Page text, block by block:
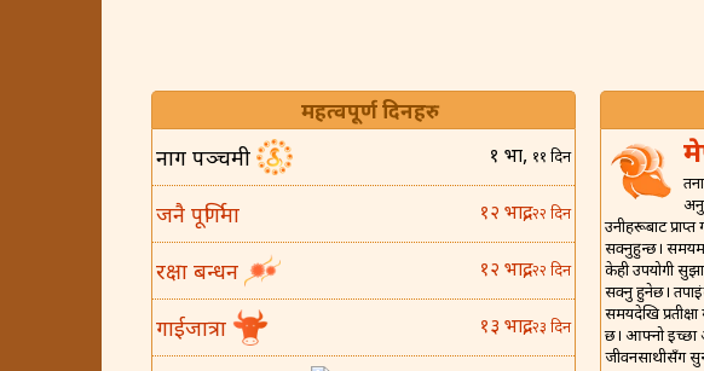
उनीहरूबाट
सक्नुहुन्छ।
केही उपयोगी
सक्नु हुनेछ।
समयदेखि
छ। आफ्नो
जीवनसाथीसँग
महत्वपूर्ण दिनहरु
नाग पञ्चमी १ भाद्र, ११ दिन
जनै पूर्णिमा १२ भाद्र,२२ दिन
रक्षा बन्धन १२ भाद्र,२२ दिन
गाईजात्रा १३ भाद्र,२३ दिन